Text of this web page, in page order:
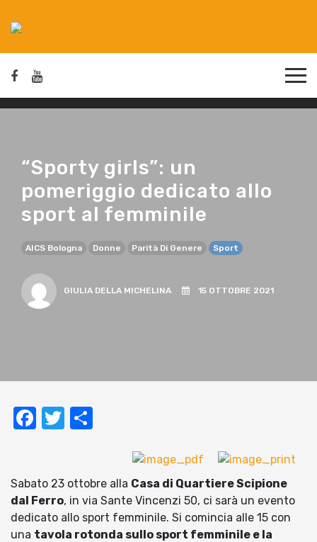
“Sporty girls”: un
pomeriggio dedicato allo
sport al femminile
AICS Bologna Donne Parità Di Genere Sport
GIULIA DELLA MICHELINA 15 OTTOBRE 2021
Facebook
Twitter
Sabato 23 ottobre alla Casa di Quartiere Scipione
dal Ferro, in via Sante Vincenzi 50, ci sarà un evento
dedicato allo sport femminile. Si comincia alle 15 con
una tavola rotonda sullo sport femminile e la